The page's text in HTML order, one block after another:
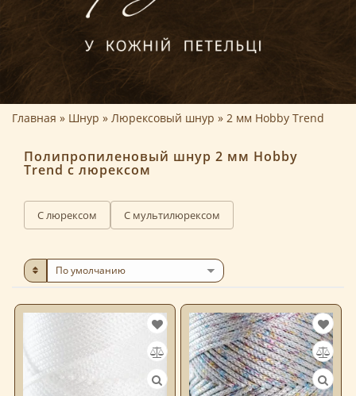
Главная Шнур Люрексовый шнур 2 мм Hobby Trend
Полипропиленовый шнур 2 мм Hobby
Trend с люрексом
С люрексом С мультилюрексом